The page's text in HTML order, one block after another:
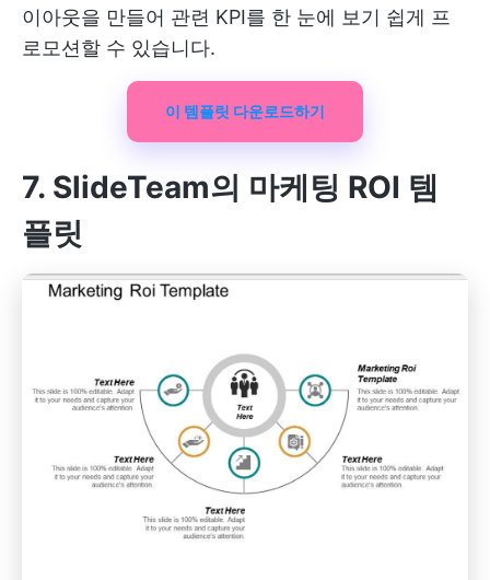
이아웃을 만들어 관련 KPI를 한 눈에 보기 쉽게 프
로모션할 수 있습니다.
이 템플릿 다운로드하기
7. SlideTeam의 마케팅 ROI 템
플릿